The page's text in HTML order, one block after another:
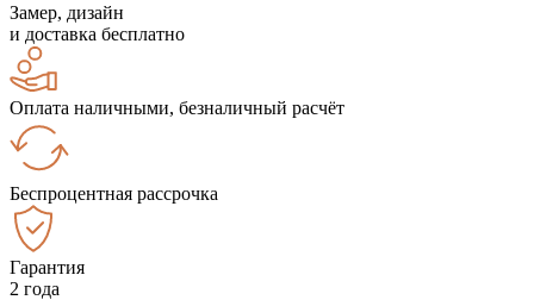
Замер, дизайн
и доставка бесплатно
Оплата наличными, безналичный расчёт
Беспроцентная рассрочка
Гарантия
2 года